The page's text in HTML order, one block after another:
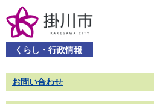
くらし・行政情報
お問い合わせ